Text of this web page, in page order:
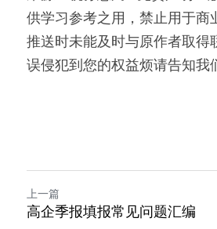
供学习参考之用，禁止用于商
推送时未能及时与原作者取得
误侵犯到您的权益烦请告知我
上一篇
高企季报填报常见问题汇编